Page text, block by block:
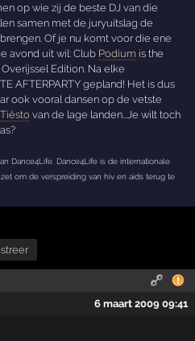
op wie zij de beste DJ van die
samen met de juryuitslag de
Of je nu komt voor die ene
avond uit wil: Club Podium is the
Edition. Na elke
AFTERPARTY gepland! Het is dus
ook vooral dansen op de vetste
Tiësto van de lage landen...Je wilt toch
Dance4Life. Dance4Life is de internationale
om de verspreiding van hiv en aids terug te
6 maart 2009 09:41